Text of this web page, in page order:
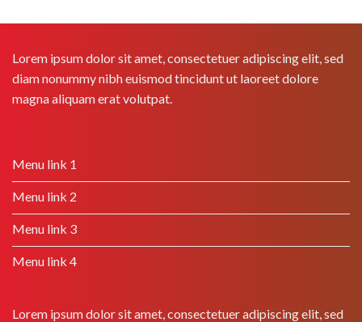
Lorem ipsum dolor sit amet, consectetuer adipiscing elit, sed
diam nonummy nibh euismod tincidunt ut laoreet dolore
magna aliquam erat volutpat.
Menu link 1
Menu link 2
Menu link 3
Menu link 4
Lorem ipsum dolor sit amet, consectetuer adipiscing elit, sed